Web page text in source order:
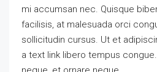
mi accumsan nec. Quisque
facilisis, at malesuada orci
sollicitudin cursus. Ut et
a text link libero tempus